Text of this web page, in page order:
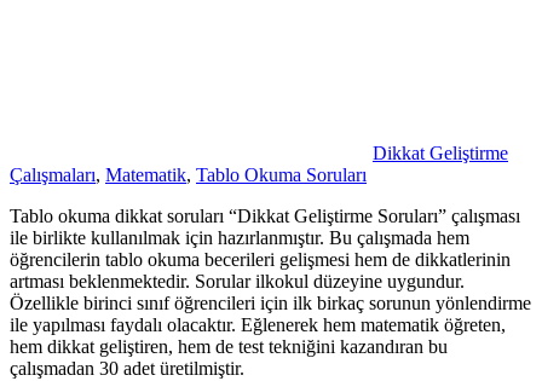
Dikkat Geliştirme
Çalışmaları, Matematik, Tablo Okuma Soruları
Tablo okuma dikkat soruları “Dikkat Geliştirme Soruları” çalışması
ile birlikte kullanılmak için hazırlanmıştır. Bu çalışmada hem
öğrencilerin tablo okuma becerileri gelişmesi hem de dikkatlerinin
artması beklenmektedir. Sorular ilkokul düzeyine uygundur.
Özellikle birinci sınıf öğrencileri için ilk birkaç sorunun yönlendirme
ile yapılması faydalı olacaktır. Eğlenerek hem matematik öğreten,
hem dikkat geliştiren, hem de test tekniğini kazandıran bu
çalışmadan 30 adet üretilmiştir.